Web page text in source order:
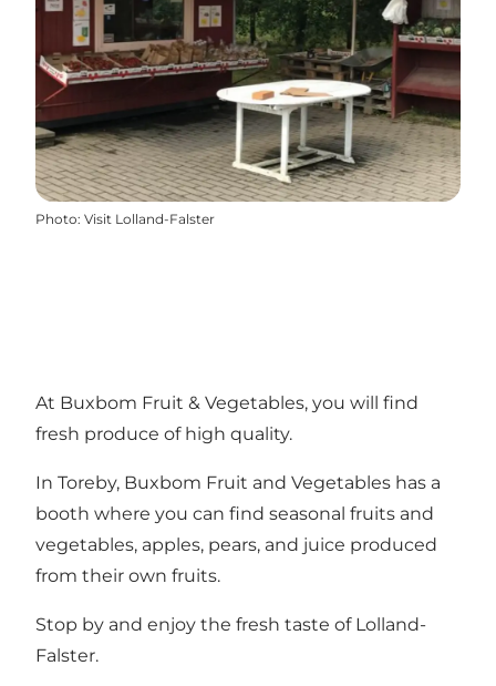
Photo: Visit Lolland-Falster
At Buxbom Fruit & Vegetables, you will find
fresh produce of high quality.
In Toreby, Buxbom Fruit and Vegetables has a
booth where you can find seasonal fruits and
vegetables, apples, pears, and juice produced
from their own fruits.
Stop by and enjoy the fresh taste of Lolland-
Falster.